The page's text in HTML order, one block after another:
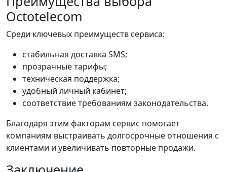
Octotelecom
Среди ключевых преимуществ сервиса:
стабильная доставка SMS;
прозрачные тарифы;
техническая поддержка;
удобный личный кабинет;
соответствие требованиям законодательства.
Благодаря этим факторам сервис помогает
компаниям выстраивать долгосрочные отношения с
клиентами и увеличивать повторные продажи.